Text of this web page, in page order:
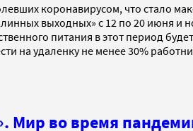
коронавирусом, что стало
выходных» с 12 по 20 июня и
питания в этот период
на удаленку не менее 30%
Мир во время